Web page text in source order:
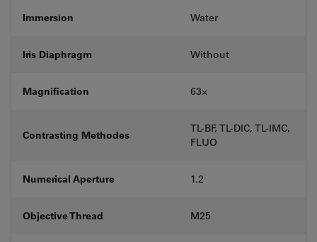
Immersion Water
Iris Diaphragm Without
Magnification 63⨉
Contrasting Methodes
TL-BF, TL-DIC, TL-IMC,
FLUO
Numerical Aperture 1.2
Objective Thread M25